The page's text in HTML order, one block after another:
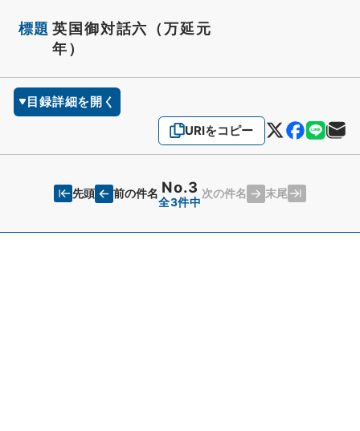
標題 英国御対話六（万延元
年）
目録詳細を開く
URIをコピー
先頭 前の件名 No.3
全3件中
次の件名 末尾